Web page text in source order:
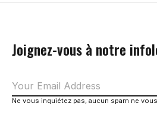
Joignez-vous à notre
Ne vous inquiétez pas, aucun spam ne